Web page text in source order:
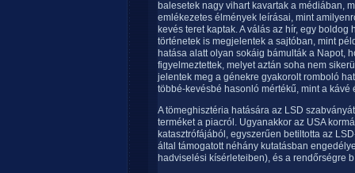
balesetek nagy vihart kavartak a médiában,
emlékezetes élmények leírásai, mint
kevés teret kaptak. A válás az hír, egy
történetek is megjelentek a sajtóban, mint
hatása alatt olyan sokáig bámulták a Napot,
figyelmeztettek, melyet aztán soha nem
jelentek meg a génekre gyakorolt romboló
többé-kevésbé hasonló mértékű, mint a kávé
A tömeghisztéria hatására az LSD
terméket a piacról. Ugyanakkor az USA
katasztrófájából, egyszerűen betiltotta az
által támogatott néhány kutatásban
hadviselési kísérleteiben), és a rendőrségre